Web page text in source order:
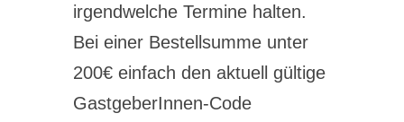
irgendwelche Termine halten.
Bei einer Bestellsumme unter
200€ einfach den aktuell gültige
GastgeberInnen-Code